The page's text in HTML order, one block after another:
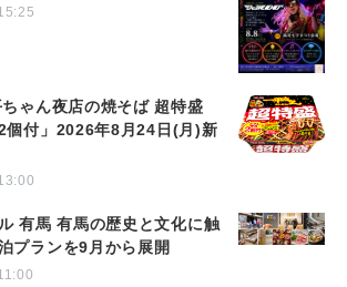
ちゃん夜店の焼そば 超特盛
個付」2026年8月24日(月)新
有馬 有馬の歴史と文化に触
プランを9月から展開